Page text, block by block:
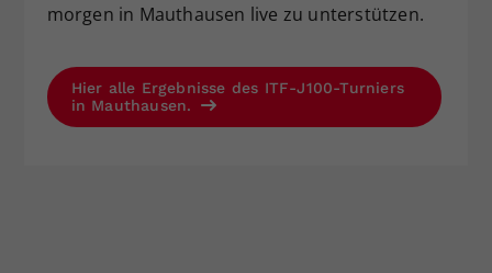
morgen in Mauthausen live zu unterstützen.
Hier alle Ergebnisse des ITF-J100-Turniers
in Mauthausen.